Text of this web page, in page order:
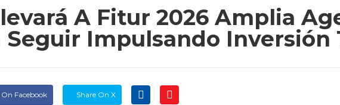
A Fitur 2026 Amplia
Seguir Impulsando Inversión
On Facebook Share On X